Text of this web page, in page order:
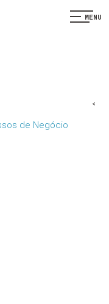
MENU
de Negócio
<